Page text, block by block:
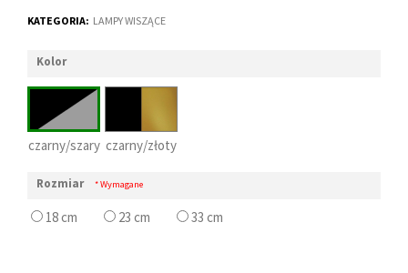
KATEGORIA: LAMPY WISZĄCE
Kolor
czarny/szary czarny/złoty
Rozmiar * Wymagane
18 cm 23 cm 33 cm